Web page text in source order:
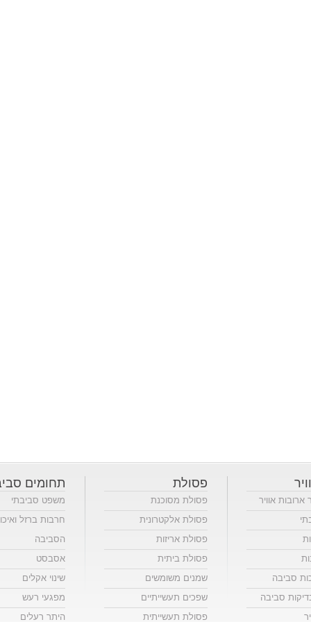
ארובות אוויר
סביבה
סביבה
פסולת
פסולת מסוכנת
פסולת אלקטרונית
פסולת אריזות
פסולת ביתית
שמנים משומשים
שפכים תעשייתיים
פסולת תעשייתית
תחומים
משפט סביבתי
חרבות ברזל
הסביבה
אסבסט
שינוי אקלים
מפגעי רעש
היתר רעלים